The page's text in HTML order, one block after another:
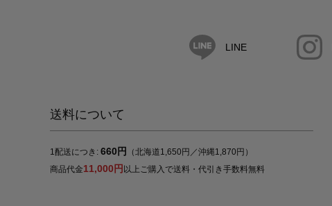
LINE
送料について
1配送につき: 660円
（北海道1,650円／沖縄1,870円）
商品代金11,000円 以上ご購入で送料・代引き手数料無料